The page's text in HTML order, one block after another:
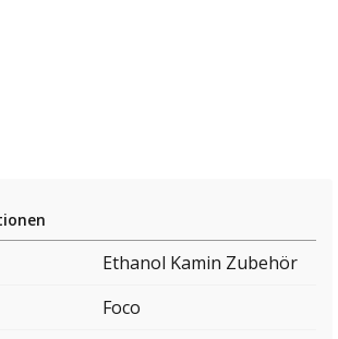
Ethanol Kamin Zubehör
Foco